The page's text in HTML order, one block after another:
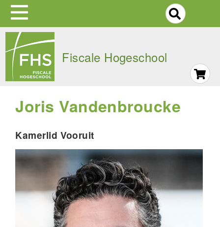
Skip
main
navigation
Fiscale Hogeschool
Joris Vandenbroucke
Kamerlid Vooruit